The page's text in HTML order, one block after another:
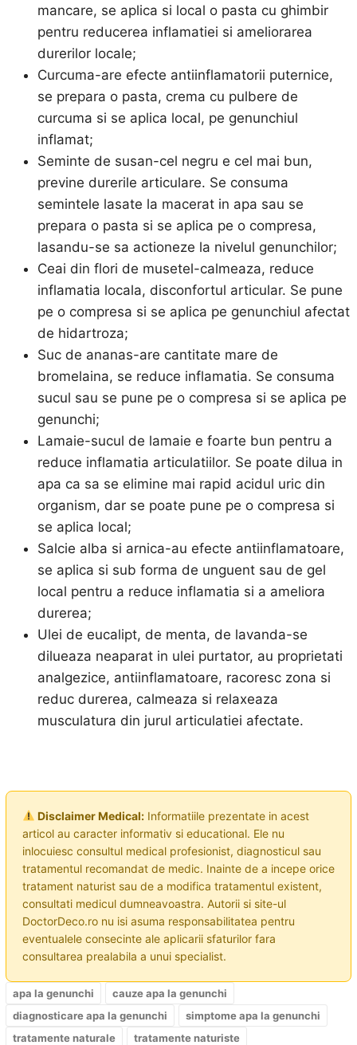
mancare, se aplica si local o pasta cu ghimbir
pentru reducerea inflamatiei si ameliorarea
durerilor locale;
Curcuma-are efecte antiinflamatorii puternice,
se prepara o pasta, crema cu pulbere de
curcuma si se aplica local, pe genunchiul
inflamat;
Seminte de susan-cel negru e cel mai bun,
previne durerile articulare. Se consuma
semintele lasate la macerat in apa sau se
prepara o pasta si se aplica pe o compresa,
lasandu-se sa actioneze la nivelul genunchilor;
Ceai din flori de musetel-calmeaza, reduce
inflamatia locala, disconfortul articular. Se pune
pe o compresa si se aplica pe genunchiul afectat
de hidartroza;
Suc de ananas-are cantitate mare de
bromelaina, se reduce inflamatia. Se consuma
sucul sau se pune pe o compresa si se aplica pe
genunchi;
Lamaie-sucul de lamaie e foarte bun pentru a
reduce inflamatia articulatiilor. Se poate dilua in
apa ca sa se elimine mai rapid acidul uric din
organism, dar se poate pune pe o compresa si
se aplica local;
Salcie alba si arnica-au efecte antiinflamatoare,
se aplica si sub forma de unguent sau de gel
local pentru a reduce inflamatia si a ameliora
durerea;
Ulei de eucalipt, de menta, de lavanda-se
dilueaza neaparat in ulei purtator, au proprietati
analgezice, antiinflamatoare, racoresc zona si
reduc durerea, calmeaza si relaxeaza
musculatura din jurul articulatiei afectate.
Disclaimer Medical:Informatiile prezentate in acest
articol au caracter informativ si educational. Ele nu
inlocuiesc consultul medical profesionist, diagnosticul sau
tratamentul recomandat de medic. Inainte de a incepe orice
tratament naturist sau de a modifica tratamentul existent,
consultati medicul dumneavoastra. Autorii si site-ul
DoctorDeco.ro nu isi asuma responsabilitatea pentru
eventualele consecinte ale aplicarii sfaturilor fara
consultarea prealabila a unui specialist.
apa la genunchi
cauze apa la genunchi
diagnosticare apa la genunchi
simptome apa la genunchi
tratamente naturale
tratamente naturiste